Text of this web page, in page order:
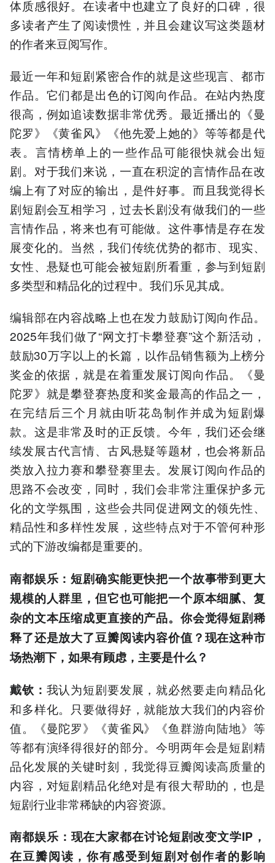
体质感很好。在读者中也建立了良好的口碑，很
多读者产生了阅读惯性，并且会建议写这类题材
的作者来豆阅写作。
最近一年和短剧紧密合作的就是这些现言、都市
作品。它们都是出色的订阅向作品。在站内热度
很高，例如追读数据非常优秀。最近播出的《曼
陀罗》《黄雀风》《他先爱上她的》等等都是代
表。言情榜单上的一些作品可能很快就会出短
剧。对于我们来说，一直在积淀的言情作品在改
编上有了对应的输出，是件好事。而且我觉得长
剧短剧会互相学习，过去长剧没有做我们的一些
言情作品，将来也有可能做。这件事情是存在发
展变化的。当然，我们传统优势的都市、现实、
女性、悬疑也可能会被短剧所看重，参与到短剧
多类型和精品化的过程中。我们乐见其成。
编辑部在内容战略上也在发力鼓励订阅向作品。
2025年我们做了“网文打卡攀登赛”这个新活动，
鼓励30万字以上的长篇，以作品销售额为上榜分
奖金的依据，就是在着重发展订阅向作品。《曼
陀罗》就是攀登赛热度和奖金最高的作品之一，
在完结后三个月就由听花岛制作并成为短剧爆
款。这是非常及时的正反馈。今年，我们还会继
续发展古代言情、古风悬疑等题材，也会将新品
类放入拉力赛和攀登赛里去。发展订阅向作品的
思路不会改变，同时，我们会非常注重保护多元
化的文学氛围，这些会共同促进网文的领先性、
精品性和多样性发展，这些特点对于不管何种形
式的下游改编都是重要的。
南都娱乐：短剧确实能更快把一个故事带到更大
规模的人群里，但它也可能把一个原本细腻、复
杂的文本压缩成更直接的产品。你会觉得短剧稀
释了还是放大了豆瓣阅读内容价值？现在这种市
场热潮下，如果有顾虑，主要是什么？
戴钦： 我认为短剧要发展，就必然要走向精品化
和多样化。只要做得好，就能放大我们的内容价
值。《曼陀罗》《黄雀风》《鱼群游向陆地》等
等都有演绎得很好的部分。今明两年会是短剧精
品化发展的关键时刻，我觉得豆瓣阅读高质量的
内容，对短剧精品化绝对是有很大帮助的，也是
短剧行业非常稀缺的内容资源。
南都娱乐：现在大家都在讨论短剧改变文学IP，
在豆瓣阅读，你有感受到短剧对创作者的影响